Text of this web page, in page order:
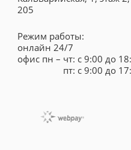
205
Режим работы:
онлайн 24/7
офис пн – чт: с 9:00 до
пт: с 9:00 до